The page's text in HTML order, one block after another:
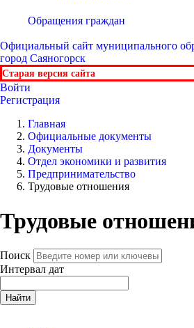
Обращения граждан
Официальный сайт муниципального
город Саяногорск
Старая версия сайта
Войти
Регистрация
Главная
Официальные документы
Документы
Отдел экономики и развития
Предпринимательство
Трудовые отношения
Трудовые
Поиск
Интервал дат
Найти